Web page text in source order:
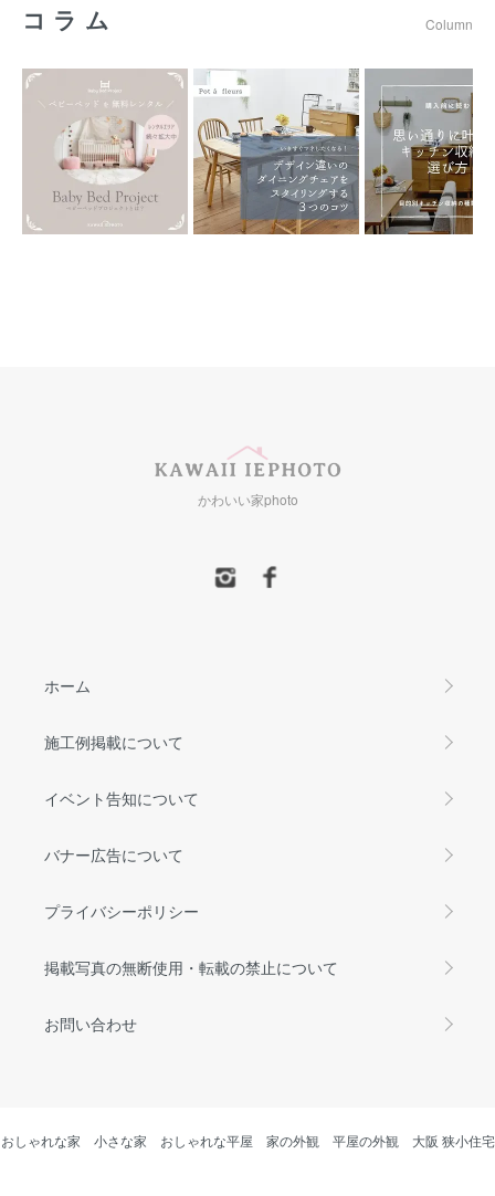
コラム Column
かわいい家photo
ホーム
施工例掲載について
イベント告知について
バナー広告について
プライバシーポリシー
掲載写真の無断使用・転載の禁止について
お問い合わせ
おしゃれな家 小さな家 おしゃれな平屋 家の外観 平屋の外観 大阪 狭小住宅